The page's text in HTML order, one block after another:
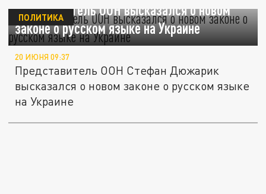
Представитель ООН высказался о новом
законе о русском языке на Украине
ПОЛИТИКА
20 ИЮНЯ 09:37
Представитель ООН Стефан Дюжарик
высказался о новом законе о русском языке
на Украине